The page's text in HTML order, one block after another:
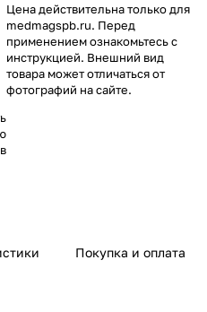
Цена действительна только для
medmagspb.ru. Перед
применением ознакомьтесь с
инструкцией. Внешний вид
товара может отличаться от
фотографий на сайте.
Покупка и оплата